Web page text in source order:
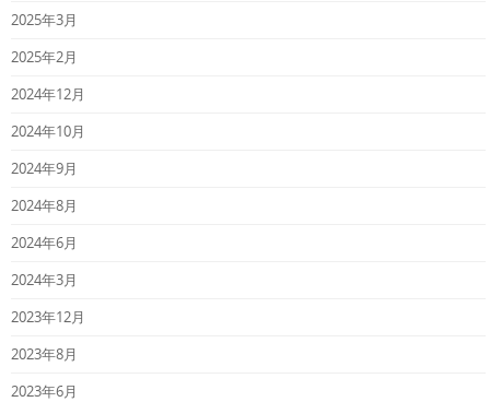
2025年3月
2025年2月
2024年12月
2024年10月
2024年9月
2024年8月
2024年6月
2024年3月
2023年12月
2023年8月
2023年6月